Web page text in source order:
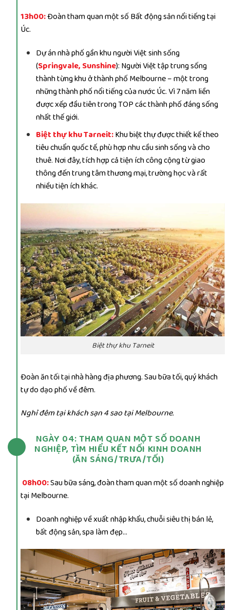
13h00:Đoàn tham quan một số Bất động sản nổi tiếng tại
Úc.
Dự án nhà phố gần khu người Việt sinh sống
(Springvale, Sunshine): Người Việt tập trung sống
thành từng khu ở thành phố Melbourne – một trong
những thành phố nổi tiếng của nước Úc. Vì 7 năm liền
được xếp đầu tiên trong TOP các thành phố đáng sống
nhất thế giới.
Biệt thự khu Tarneit:Khu biệt thự được thiết kế theo
tiêu chuẩn quốc tế, phù hợp nhu cầu sinh sống và cho
thuê. Nơi đây, tích hợp cả tiện ích công cộng từ giao
thông đến trung tâm thương mại, trường học và rất
nhiều tiện ích khác.
Biệt thự khu Tarneit
Đoàn ăn tối tại nhà hàng địa phương. Sau bữa tối, quý khách
tự do dạo phố về đêm.
Nghỉ đêm tại khách sạn 4 sao tại Melbourne.
NGÀY 04: THAM QUAN MỘT SỐ DOANH
NGHIỆP, TÌM HIỂU KẾT NỐI KINH DOANH
(ĂN SÁNG/TRƯA/TỐI)
08h00:Sau bữa sáng, đoàn tham quan một số doanh nghiệp
tại Melbourne.
Doanh nghiệp về xuất nhập khẩu, chuỗi siêu thị bán lẻ,
bất động sản, spa làm đẹp…